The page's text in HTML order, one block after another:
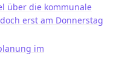
über die kommunale
erst am Donnerstag
im